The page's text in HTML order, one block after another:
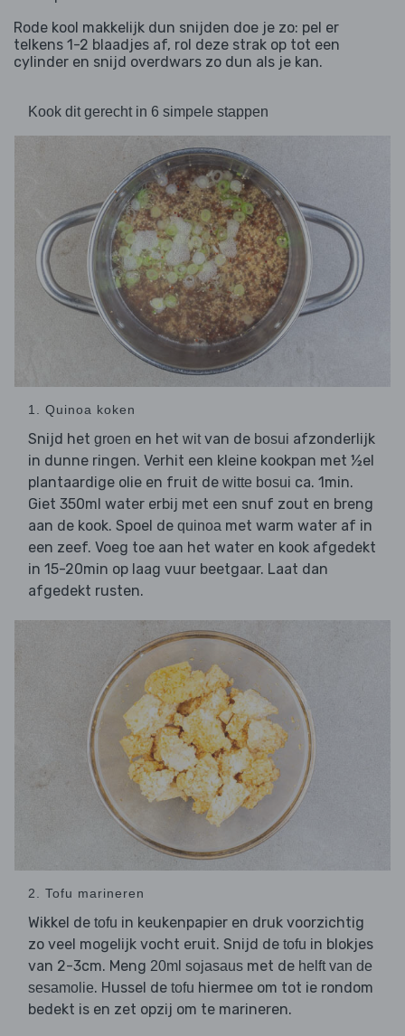
Rode kool makkelijk dun snijden doe je zo: pel er
telkens 1-2 blaadjes af, rol deze strak op tot een
cylinder en snijd overdwars zo dun als je kan.
Kook dit gerecht in 6 simpele stappen
1. Quinoa koken
Snijd het groen en het wit van de bosui afzonderlijk
in dunne ringen. Verhit een kleine kookpan met ½el
plantaardige olie en fruit de witte bosui ca. 1min.
Giet 350ml water erbij met een snuf zout en breng
aan de kook. Spoel de quinoa met warm water af in
een zeef. Voeg toe aan het water en kook afgedekt
in 15-20min op laag vuur beetgaar. Laat dan
afgedekt rusten.
2. Tofu marineren
Wikkel de tofu in keukenpapier en druk voorzichtig
zo veel mogelijk vocht eruit. Snijd de tofu in blokjes
van 2-3cm. Meng 20ml sojasaus met de helft van de
sesamolie. Hussel de tofu hiermee om tot ie rondom
bedekt is en zet opzij om te marineren.